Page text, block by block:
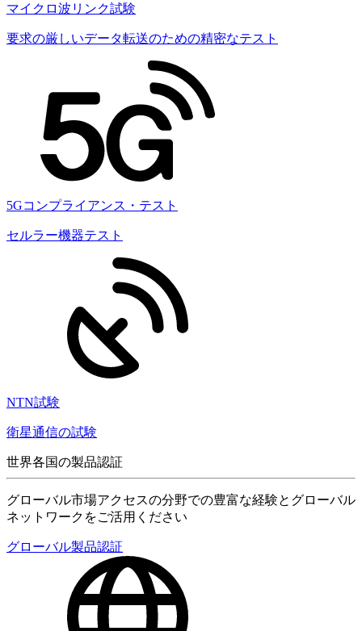
マイクロ波リンク試験
要求の厳しいデータ転送のための精密なテスト
5Gコンプライアンス・テスト
セルラー機器テスト
NTN試験
衛星通信の試験
世界各国の製品認証
グローバル市場アクセスの分野での豊富な経験とグローバル
ネットワークをご活用ください
グローバル製品認証